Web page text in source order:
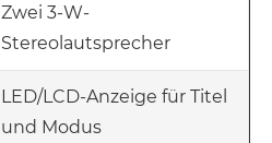
Zwei 3-W-
Stereolautsprecher
LED/LCD-Anzeige für Titel
und Modus